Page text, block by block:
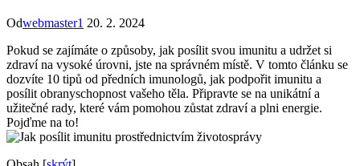
Odwebmaster1 20. 2. 2024
Pokud se zajímáte o způsoby, jak posílit svou imunitu a udržet si
zdraví na vysoké úrovni, jste na správném místě. V tomto článku se
dozvíte 10 tipů od předních imunologů, jak podpořit imunitu a
posílit obranyschopnost vašeho těla. Připravte se na unikátní a
užitečné rady, které vám pomohou zůstat zdraví a plni energie.
Pojďme na to!